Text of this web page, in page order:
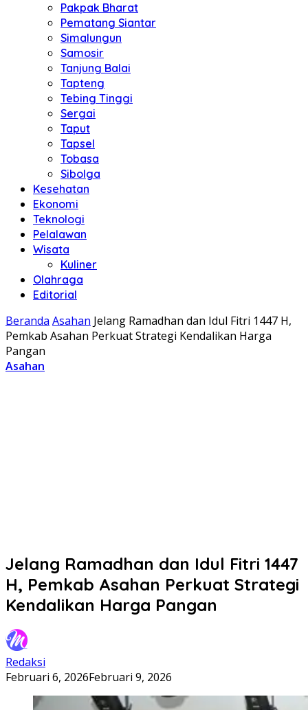
Pakpak Bharat
Pematang Siantar
Simalungun
Samosir
Tanjung Balai
Tapteng
Tebing Tinggi
Sergai
Taput
Tapsel
Tobasa
Sibolga
Kesehatan
Ekonomi
Teknologi
Pelalawan
Wisata
Kuliner
Olahraga
Editorial
Beranda Asahan Jelang Ramadhan dan Idul Fitri 1447 H,
Pemkab Asahan Perkuat Strategi Kendalikan Harga
Pangan
Asahan
Jelang Ramadhan dan Idul Fitri 1447
H, Pemkab Asahan Perkuat Strategi
Kendalikan Harga Pangan
Redaksi
Februari 6, 2026Februari 9, 2026